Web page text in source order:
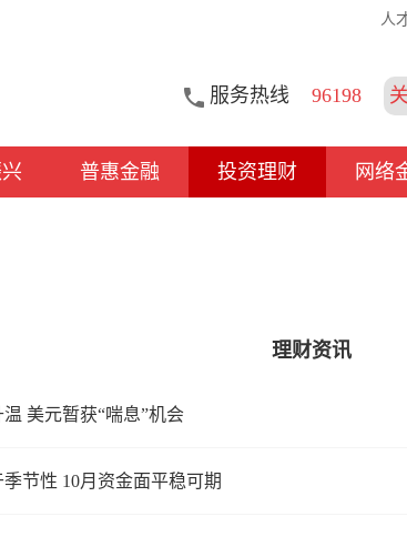
人
服务热线 96198
普惠金融 投资理财 网络
理财资讯
美元暂获“喘息”机会
节性 10月资金面平稳可期